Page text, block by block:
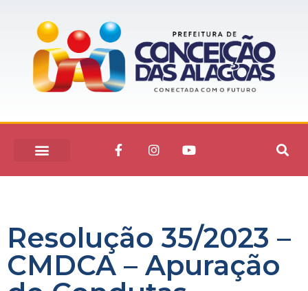
Resolução 35/2023 –
CMDCA – Apuração